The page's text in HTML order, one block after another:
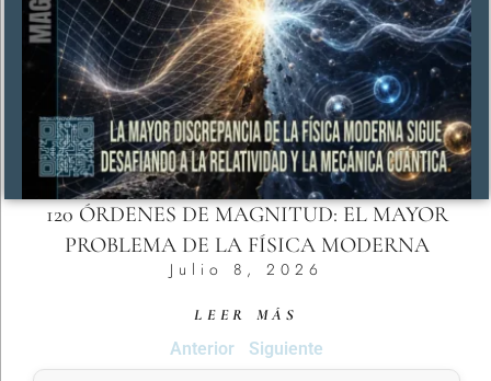
120 ÓRDENES DE MAGNITUD: EL MAYOR
PROBLEMA DE LA FÍSICA MODERNA
Julio 8, 2026
LEER MÁS
Anterior Siguiente